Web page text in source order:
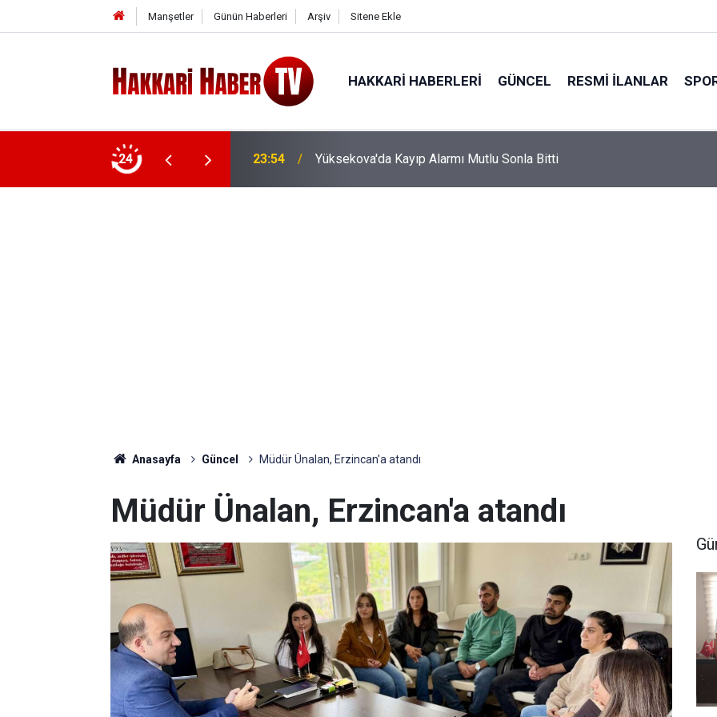
Manşetler Günün Haberleri Arşiv Sitene Ekle
HAKKARI HABERLERI GÜNCEL RESMI İLANLAR
24 23:54 Yüksekova'da Kayıp Alarmı Mutlu Sonla Bitti
Anasayfa Güncel Müdür Ünalan, Erzincan'a atandı
Müdür Ünalan, Erzincan'a atandı